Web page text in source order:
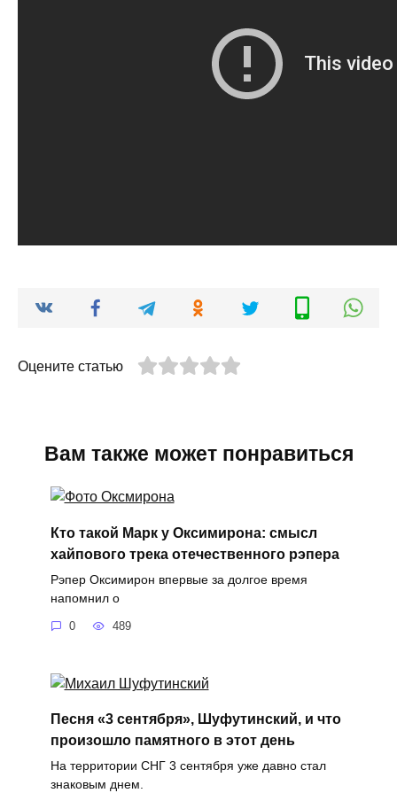
Оцените статью
Вам также может понравиться
Кто такой Марк у Оксимирона: смысл
хайпового трека отечественного рэпера
Рэпер Оксимирон впервые за долгое время
напомнил о
0 489
Песня «3 сентября», Шуфутинский, и что
произошло памятного в этот день
На территории СНГ 3 сентября уже давно стал
знаковым днем.